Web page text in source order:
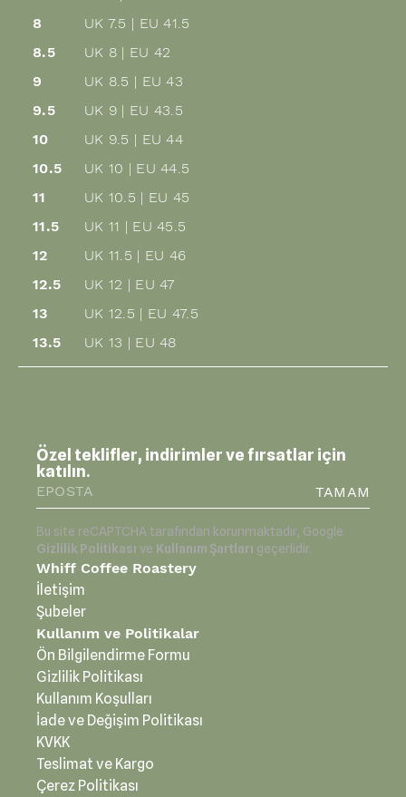
8
UK 7.5 | EU 41.5
8.5
UK 8 | EU 42
9
UK 8.5 | EU 43
9.5
UK 9 | EU 43.5
10
UK 9.5 | EU 44
10.5
UK 10 | EU 44.5
11
UK 10.5 | EU 45
11.5
UK 11 | EU 45.5
12
UK 11.5 | EU 46
12.5
UK 12 | EU 47
13
UK 12.5 | EU 47.5
13.5
UK 13 | EU 48
Whiff Coffee Roastery
İletişim
Şubeler
Kullanım ve Politikalar
Ön Bilgilendirme Formu
Gizlilik Politikası
Kullanım Koşulları
İade ve Değişim Politikası
KVKK
Teslimat ve Kargo
Çerez Politikası
Özel teklifler, indirimler ve fırsatlar için
katılın.
TAMAM
Bu site reCAPTCHA tarafından korunmaktadır, Google
Gizlilik Politikası ve Kullanım Şartları geçerlidir.